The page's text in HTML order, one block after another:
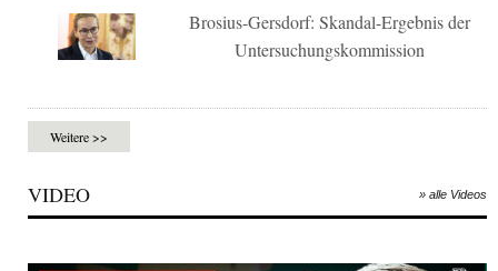
Brosius-Gersdorf: Skandal-Ergebnis der
Untersuchungskommission
Weitere >>
VIDEO » alle Videos